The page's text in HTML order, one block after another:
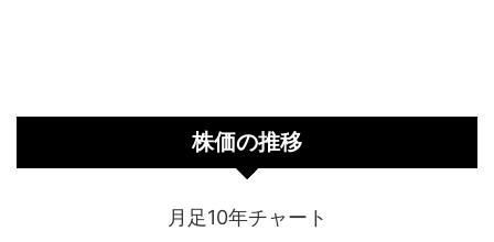
株価の推移
月足10年チャート